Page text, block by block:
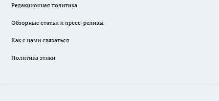
Редакционная политика
Обзорные статьи и пресс-релизы
Как с нами связаться
Политика этики